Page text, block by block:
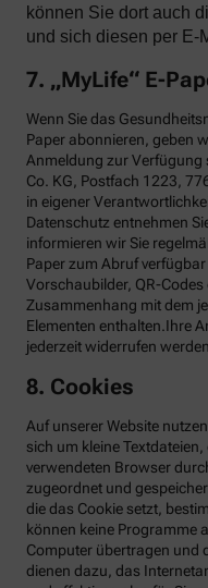
können Sie dort auch
und sich diesen per E-
7. „MyLife“ E-
Wenn Sie das
Paper abonnieren, geben
Anmeldung zur Verfügung
Co. KG, Postfach 1223,
in eigener
Datenschutz entnehmen
informieren wir Sie
Paper zum Abruf
Vorschaubilder, QR-
Zusammenhang mit dem
Elementen enthalten.Ihre
jederzeit widerrufen werden.
8. Cookies
Auf unserer Website
sich um kleine
verwendeten Browser
zugeordnet und
die das Cookie setzt,
können keine Programme
Computer übertragen und
dienen dazu, das